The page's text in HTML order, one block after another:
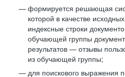
формируется решающая
которой в качестве
индексные строки
обучающей группы
результатов — отзывы
из обучающей группы;
для поискового выражения